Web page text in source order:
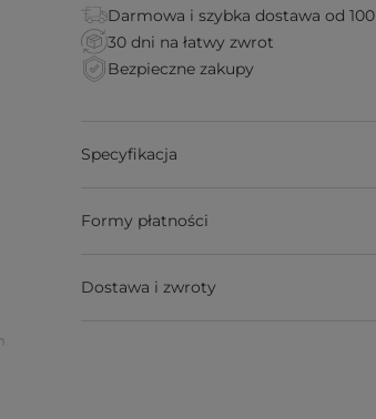
Darmowa i szybka dostawa od 100
30 dni na łatwy zwrot
Bezpieczne zakupy
Specyfikacja
Formy płatności
Dostawa i zwroty